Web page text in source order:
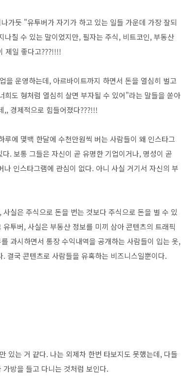
가듯 "유투버가 자기가 하고 있는 일들 가운데 가장 잘되
칠 수 있는 말이었지만, 필자는 주식, 비트코인, 부동산
제일 좋다고???!!!!
을 운영하는데, 아르바이트까지 하면서 돈을 열심히 벌고
도 형처럼 열심히 살면 부자될 수 있어"라는 말들을 쏟아
,, 경제적으로 힘들어졌다???!!!
에 몇백 한달에 수천만원씩 버는 사람들이 왜 인스타그
. 보통 그들은 자신이 곧 유명한 기업이거나, 명성이 곧
인스타그램에 관심이 없다. 아니 사실 거기서 자신의 부
실은 주식으로 돈을 번는 것보다 주식으로 돈을 벌 수 있
투버, 사실은 부동산 정보를 미끼 삼아 콘텐츠의 트래픽
과시하면서 통장 수익내역을 공개하는 사람들이 입는 옷,
결국 콘텐츠로 사람들을 유혹하는 비즈니스일뿐이다.
있는 거 같다. 나는 외제차 한번 타보지도 못했는데, 다들
방을 들고 다니는 것처럼 보인다.